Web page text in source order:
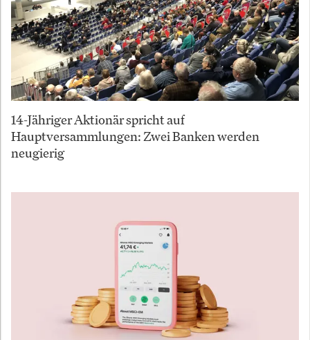
14-Jähriger Aktionär spricht auf
Hauptversammlungen: Zwei Banken werden
neugierig